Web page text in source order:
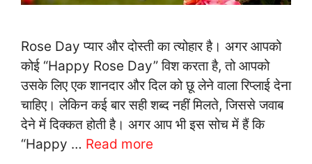
Rose Day प्यार और दोस्ती का त्योहार है। अगर आपको
कोई “Happy Rose Day” विश करता है, तो आपको
उसके लिए एक शानदार और दिल को छू लेने वाला रिप्लाई देना
चाहिए। लेकिन कई बार सही शब्द नहीं मिलते, जिससे जवाब
देने में दिक्कत होती है। अगर आप भी इस सोच में हैं कि
“Happy … Read more